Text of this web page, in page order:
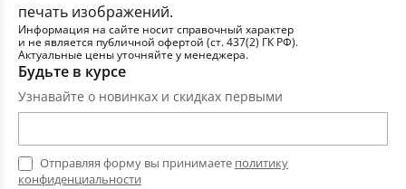
печать изображений.
Информация на сайте носит справочный характер
и не является публичной офертой (ст. 437(2) ГК РФ).
Актуальные цены уточняйте у менеджера.
Будьте в курсе
Узнавайте о новинках и скидках первыми
Отправляя форму вы принимаете политику
конфиденциальности